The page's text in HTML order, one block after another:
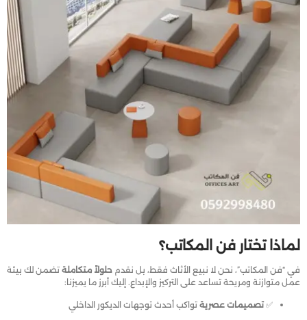
لماذا تختار فن المكاتب؟
في “فن المكاتب”، نحن لا نبيع الأثاث فقط، بل نقدم حلولاً متكاملة تضمن لك بيئة
عمل متوازنة ومريحة تساعد على التركيز والإبداع. إليك أبرز ما يميزنا:
✅تصميمات عصرية تواكب أحدث توجهات الديكور الداخلي